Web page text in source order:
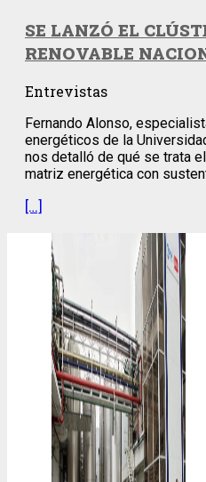
SE LANZÓ EL
RENOVABLE
Entrevistas
Fernando Alonso,
energéticos de la
nos detalló de qué se trata
matriz energética con
[…]